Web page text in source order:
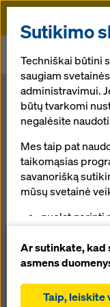
Doka
„Doka“ pristato
Visiškai naujas
portfelio naujovių
Sutikimo
Techniškai būtini
saugiam
administravimui.
būtų tvarkomi
negalėsite
Mes taip pat
taikomąsias
savanorišką
mūsų svetainė
nuolat gerinti
padėti
„Doka“
teikti jums,
Ar sutinkate, kad
asmens
Taip, leiskite